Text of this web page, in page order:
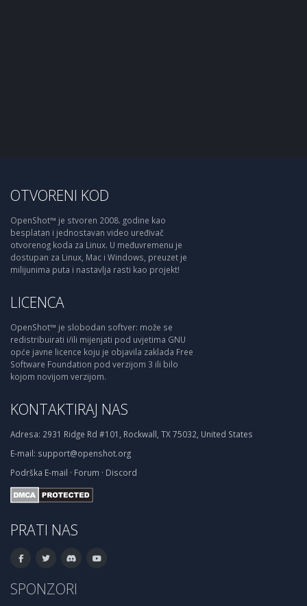
OTVORENI KOD
OpenShot™ je stvoren 2008. godine kao
besplatan i jednostavan video uređivač
otvorenog koda za Linux. U međuvremenu je
dostupan za Linux, Mac i Windows, preuzet je
milijunima puta i nastavlja rasti kao projekt!
LICENCA
OpenShot™ je slobodan softver: može se
redistribuirati i/ili mijenjati pod uvjetima GNU
opće javne licence koju je objavila zaklada Free
Software Foundation pod verzijom 3 ili bilo
kojom novijom verzijom.
KONTAKTIRAJ NAS
Adresa: 2931 Ridge Rd #101, Rockwall, TX 75032, United States
E-mail: support@openshot.org
Podrška E-mail · Forum · Discord
PRATI NAS
SPONZORI